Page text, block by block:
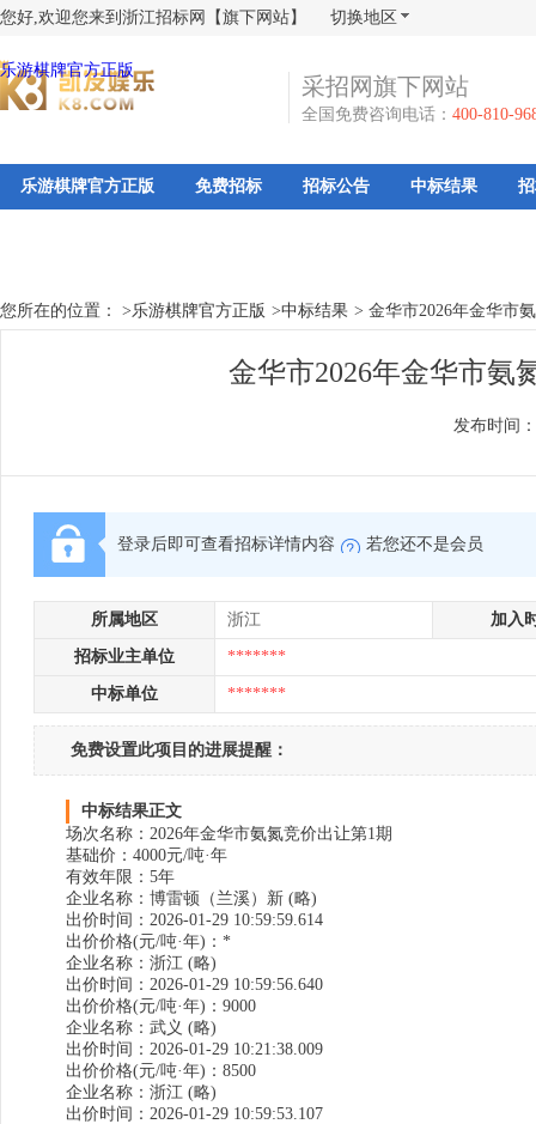
您好,欢迎您来到浙江招标网【旗下网站】 切换地区
乐游棋牌官方正版
采招网旗下网站
全国免费咨询电话： 400-810-
乐游棋牌官方正版 免费招标 招标公告 中标结果
您所在的位置： >乐游棋牌官方正版 >中标结果 > 金华市2026年金华市
金华市2026年金华市氨
发布时间：
登录后即可查看招标详情内容 若您还不是会员
所属地区 浙江 加入
招标业主单位 *******
中标单位 *******
免费设置此项目的进展提醒：
中标结果正文
场次名称：2026年金华市氨氮竞价出让第1期
基础价：4000元/吨·年
有效年限：5年
企业名称：博雷顿（兰溪）新 (略)
出价时间：2026-01-29 10:59:59.614
出价价格(元/吨·年)：*
企业名称：浙江 (略)
出价时间：2026-01-29 10:59:56.640
出价价格(元/吨·年)：9000
企业名称：武义 (略)
出价时间：2026-01-29 10:21:38.009
出价价格(元/吨·年)：8500
企业名称：浙江 (略)
出价时间：2026-01-29 10:59:53.107